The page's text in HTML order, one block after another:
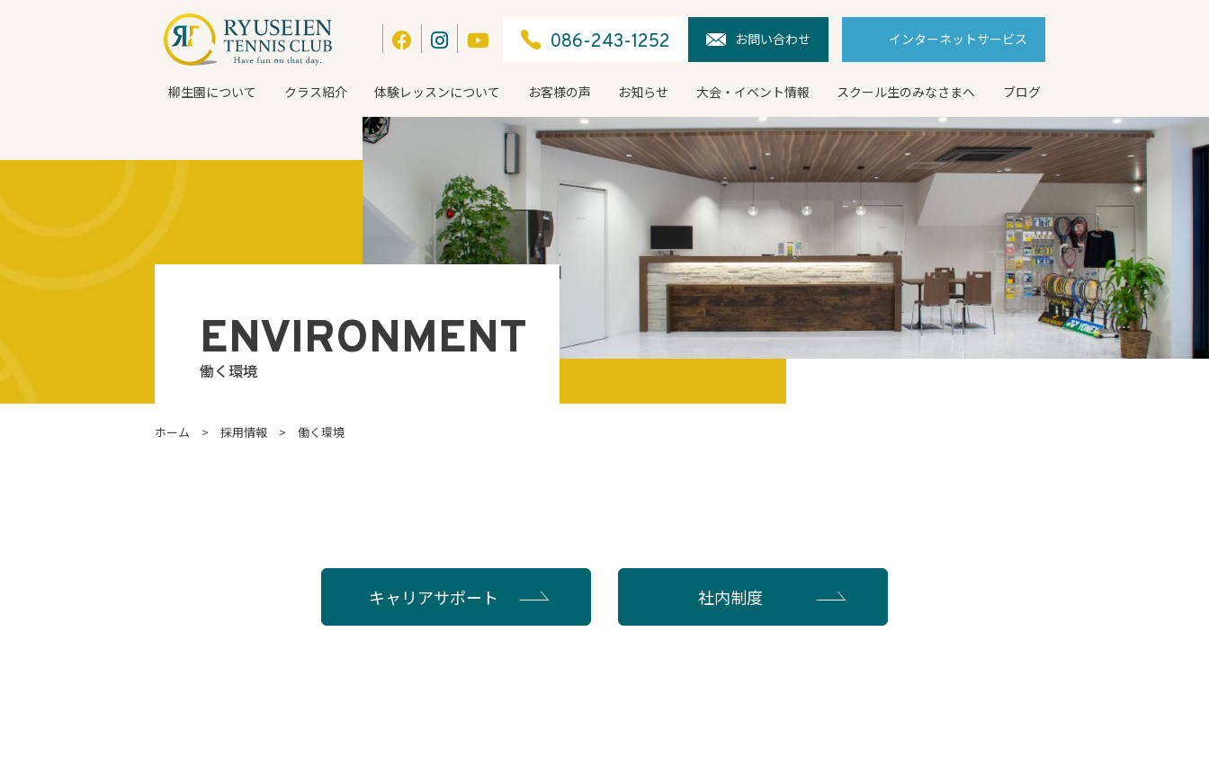
086-243-1252 お問い合わせ インターネットサービス
柳生園について クラス紹介 体験レッスンについて お客様の声 お知らせ 大会・イベント情報 スクール生のみなさまへ ブログ
ENVIRONMENT
働く環境
ホーム 採用情報 働く環境
キャリアサポート 社内制度